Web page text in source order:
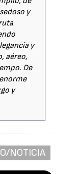
y
y
aéreo,
De
y
NOTICIA